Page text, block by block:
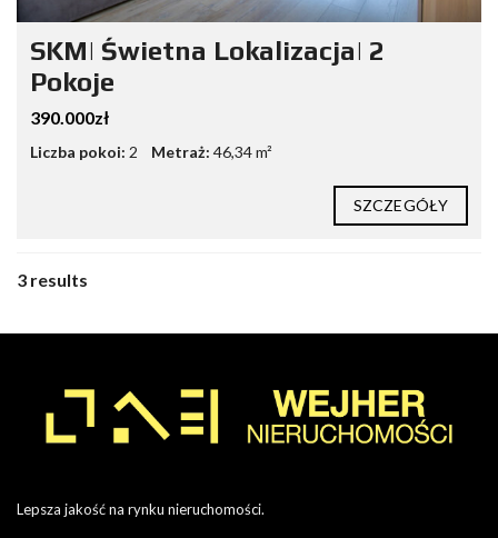
SKM| Świetna Lokalizacja| 2
Pokoje
390.000zł
Liczba pokoi: 2 Metraż: 46,34 m²
SZCZEGÓŁY
3 results
Lepsza jakość na rynku nieruchomości.